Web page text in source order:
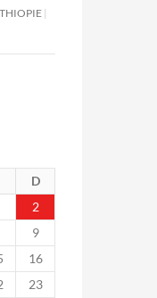
D
2
9
16
23